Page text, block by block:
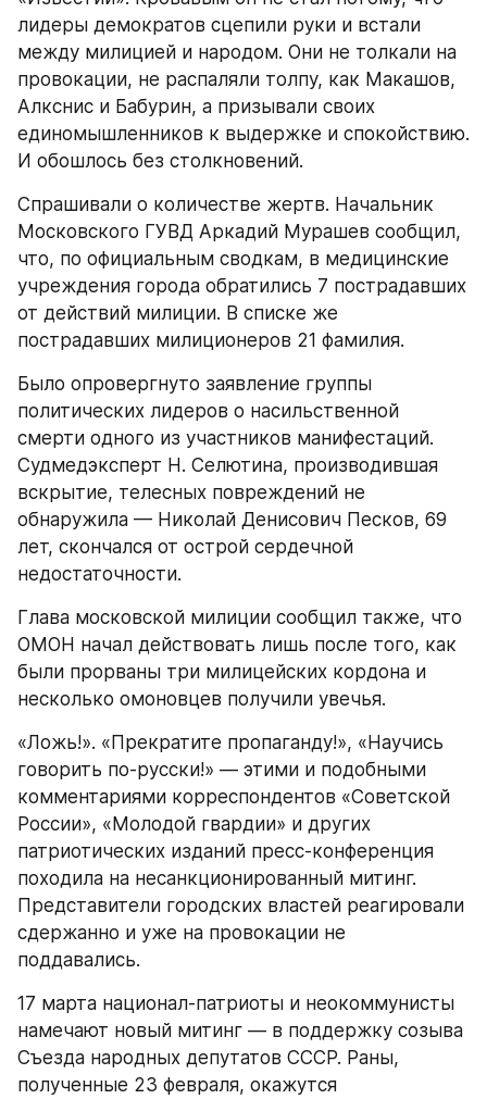
лидеры демократов сцепили руки и встали
между милицией и народом. Они не толкали на
провокации, не распаляли толпу, как Макашов,
Алкснис и Бабурин, а призывали своих
единомышленников к выдержке и спокойствию.
И обошлось без столкновений.
Спрашивали о количестве жертв. Начальник
Московского ГУВД Аркадий Мурашев сообщил,
что, по официальным сводкам, в медицинские
учреждения города обратились 7 пострадавших
от действий милиции. В списке же
пострадавших милиционеров 21 фамилия.
Было опровергнуто заявление группы
политических лидеров о насильственной
смерти одного из участников манифестаций.
Судмедэксперт Н. Селютина, производившая
вскрытие, телесных повреждений не
обнаружила — Николай Денисович Песков, 69
лет, скончался от острой сердечной
недостаточности.
Глава московской милиции сообщил также, что
ОМОН начал действовать лишь после того, как
были прорваны три милицейских кордона и
несколько омоновцев получили увечья.
«Ложь!». «Прекратите пропаганду!», «Научись
говорить по-русски!» — этими и подобными
комментариями корреспондентов «Советской
России», «Молодой гвардии» и других
патриотических изданий пресс-конференция
походила на несанкционированный митинг.
Представители городских властей реагировали
сдержанно и уже на провокации не
поддавались.
17 марта национал-патриоты и неокоммунисты
намечают новый митинг — в поддержку созыва
Съезда народных депутатов СССР. Раны,
полученные 23 февраля, окажутся